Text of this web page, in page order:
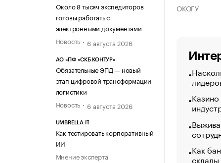
Около 8 тысяч экспедиторов
готовы работать с
электронными документами
Новость
6 августа 2026
АО «ПФ «СКБ КОНТУР»
Обязательные ЭПД — новый
этап цифровой трансформации
логистики
Новость
6 августа 2026
UMBRELLA IT
Как тестировать корпоративный
ИИ
Мнение эксперта
ОКОГУ
Как
склады